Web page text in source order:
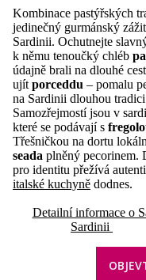
Kombinace pastýřských
jedinečný gurmánský
Sardinii. Ochutnejte
k němu tenoučký chléb
údajně brali na dlouhé
ujít porceddu – pomalu
na Sardinii dlouhou
Samozřejmostí jsou v
které se podávají s
Třešničkou na dortu
seada plněný pecorinem.
pro identitu přežívá
italské kuchyně dodnes.
Detailní informace o
Sardinii